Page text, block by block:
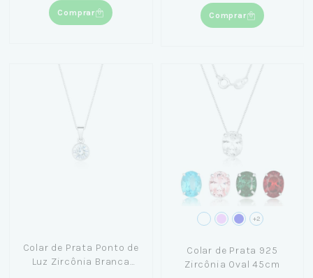
Comprar Comprar
Colar de Prata Ponto de
Luz Zircônia Branca
+2
Colar de Prata 925
Zircônia Oval 45cm